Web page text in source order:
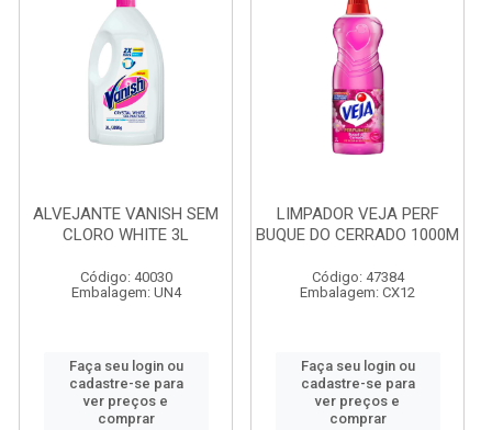
ALVEJANTE VANISH SEM
CLORO WHITE 3L
Código: 40030
Embalagem: UN4
Faça seu login ou
cadastre-se para
ver preços e
comprar
LIMPADOR VEJA PERF
BUQUE DO CERRADO 1000M
Código: 47384
Embalagem: CX12
Faça seu login ou
cadastre-se para
ver preços e
comprar